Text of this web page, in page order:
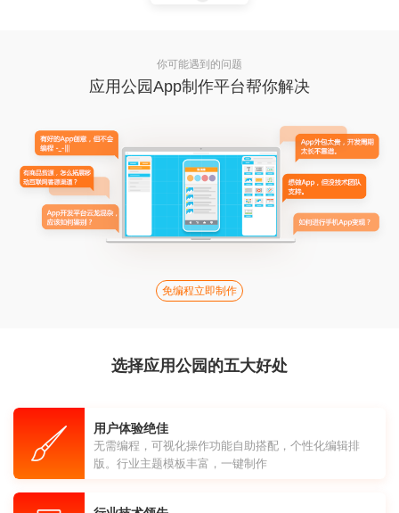
你可能遇到的问题
应用公园App制作平台帮你解决
免编程立即制作
选择应用公园的五大好处
用户体验绝佳
无需编程，可视化操作功能自助搭配，个性化编辑排
版。行业主题模板丰富，一键制作